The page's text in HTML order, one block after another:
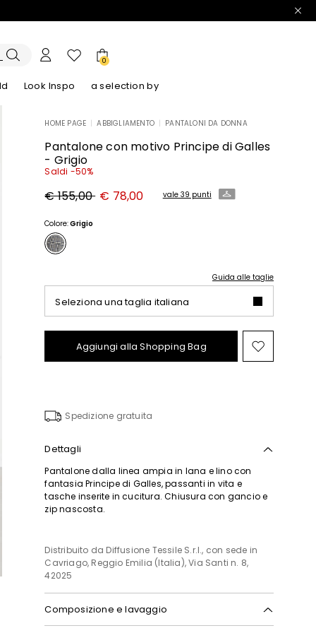
0
Look Inspo a selection by
Scopri i nostri AbitiScopri i nostri Sandali
HOME PAGE ABBIGLIAMENTO PANTALONI DA DONNA
Pantalone con motivo Principe di Galles
- Grigio
Saldi -50%
Prezzo
originale
155,00
€ 155,00 Nuovo
prezzo
€ 78,00 vale 39 punti
Colore:Grigio
Guida alle taglie
Seleziona una taglia italiana
Aggiungi alla Shopping Bag Sposta
nella
Spedizione gratuita
Dettagli
Pantalone dalla linea ampia in lana e lino con
fantasia Principe di Galles, passanti in vita e
tasche inserite in cucitura. Chiusura con gancio e
zip nascosta.
Distribuito da Diffusione Tessile S.r.l., con sede in
Cavriago, Reggio Emilia (Italia), Via Santi n. 8,
42025
Composizione e lavaggio